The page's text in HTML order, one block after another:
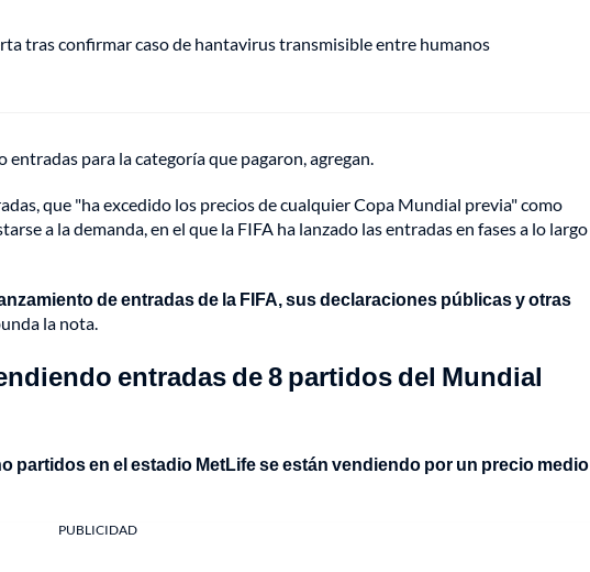
tras confirmar caso de hantavirus transmisible entre humanos
para la categoría que pagaron, agregan.
que "ha excedido los precios de cualquier Copa Mundial previa" como
a la demanda, en el que la FIFA ha lanzado las entradas en fases a lo largo
de entradas de la FIFA, sus declaraciones públicas y otras
la nota.
entradas de 8 partidos del Mundial
partidos en el estadio MetLife se están vendiendo por un precio medio
PUBLICIDAD